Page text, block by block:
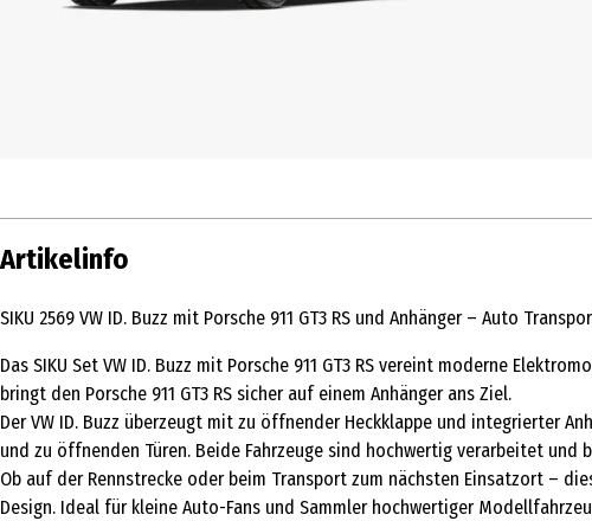
Artikelinfo
SIKU 2569 VW ID. Buzz mit Porsche 911 GT3 RS und Anhänger – Auto
Das SIKU Set VW ID. Buzz mit Porsche 911 GT3 RS vereint moderne
bringt den Porsche 911 GT3 RS sicher auf einem Anhänger ans Ziel.
Der VW ID. Buzz überzeugt mit zu öffnender Heckklappe und integrierter
und zu öffnenden Türen. Beide Fahrzeuge sind hochwertig verarbeitet
Ob auf der Rennstrecke oder beim Transport zum nächsten Einsatzort –
Design. Ideal für kleine Auto-Fans und Sammler hochwertiger